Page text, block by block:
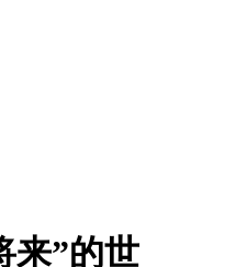
来”的世